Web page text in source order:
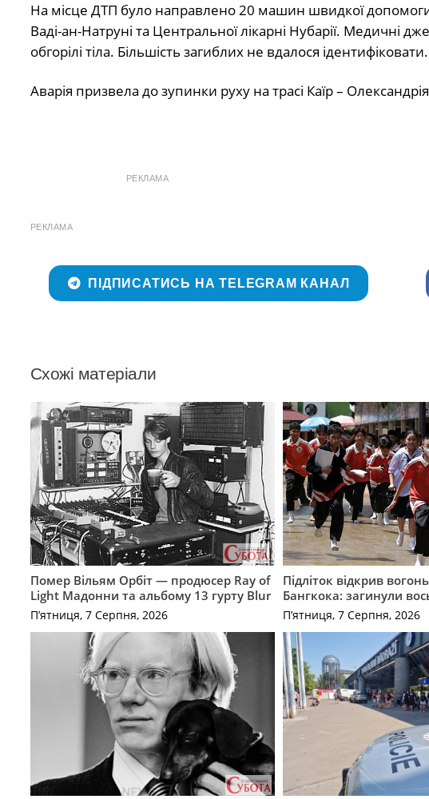
На місце ДТП було направлено 20 машин швидкої допомоги,
Ваді-ан-Натруні та Центральної лікарні Нубарії. Медичні
обгорілі тіла. Більшість загиблих не вдалося ідентифіковати.
Аварія призвела до зупинки руху на трасі Каїр –
РЕКЛАМА
РЕКЛАМА
ПІДПИСАТИСЬ НА TELEGRAM КАНАЛ
Схожі матеріали
Помер Вільям Орбіт — продюсер Ray of
Light Мадонни та альбому 13 гурту Blur
П’ятниця, 7 Серпня, 2026
Підліток відкрив
Бангкока: загинули
П’ятниця, 7 Серпня, 2026